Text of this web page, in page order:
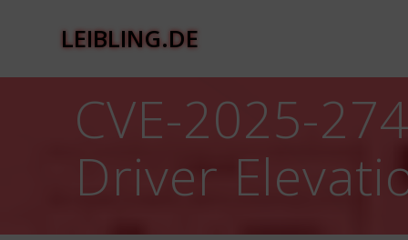
LEIBLING.DE
CVE-2025-
Driver